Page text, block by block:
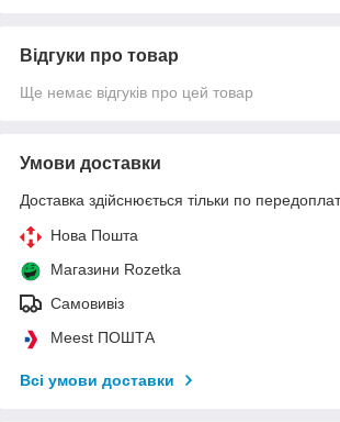
Відгуки про товар
Ще немає відгуків про цей товар
Умови доставки
Доставка здійснюється тільки по
Нова Пошта
Магазини Rozetka
Самовивіз
Meest ПОШТА
Всі умови доставки